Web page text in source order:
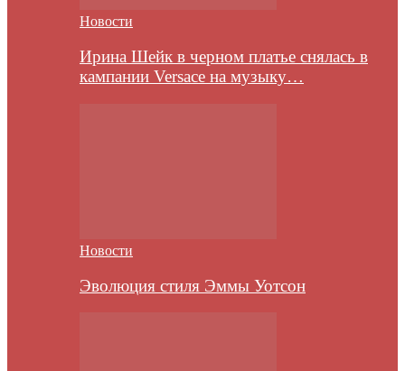
Новости
Ирина Шейк в черном платье снялась в
кампании Versace на музыку…
Новости
Эволюция стиля Эммы Уотсон